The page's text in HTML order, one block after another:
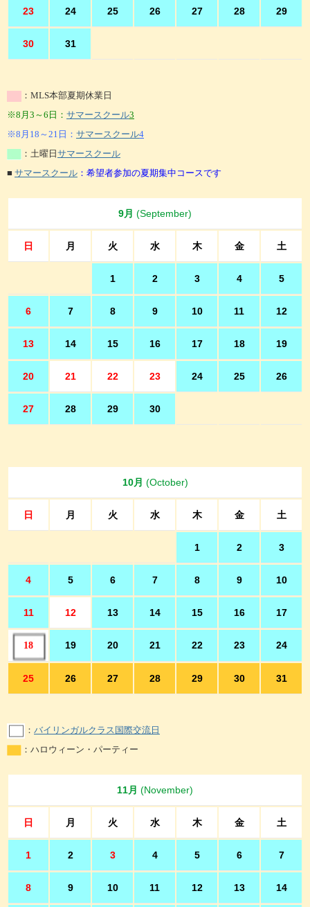
23 24 25 26 27 28 29
30 31
：MLS本部夏期休業日
※8月3～6日： サマースクール3
※8月18～21日： サマースクール4
：土曜日 サマースクール
■ サマースクール ：希望者参加の夏期集中コースです
9月 (September)
日 月 火 水 木 金 土
1 2 3 4 5
6 7 8 9 10 11 12
13 14 15 16 17 18 19
20 21 22 23 24 25 26
27 28 29 30
10月 (October)
日 月 火 水 木 金 土
1 2 3
4 5 6 7 8 9 10
11 12 13 14 15 16 17
18 19 20 21 22 23 24
25 26 27 28 29 30 31
： バイリンガルクラス国際交流日
：ハロウィーン・パーティー
11月 (November)
日 月 火 水 木 金 土
1 2 3 4 5 6 7
8 9 10 11 12 13 14